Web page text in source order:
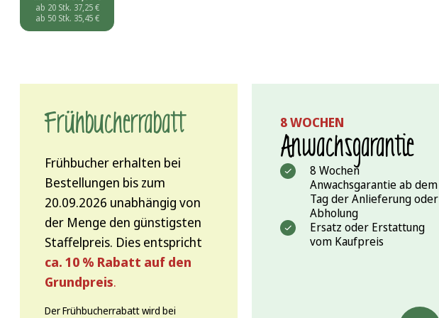
ab 20 Stk. 37,25€
ab 50 Stk. 35,45€
Frühbucher­rabatt
Frühbucher erhalten bei
Bestellungen bis zum
20.09.2026 unabhängig von
der Menge den günstigsten
Staffelpreis. Dies entspricht
ca. 10 % Rabatt auf den
Grundpreis.
Der Frühbucherrabatt wird bei
8 WOCHEN
Anwachs­garantie
8 Wochen
Anwachsgarantie ab dem
Tag der Anlieferung oder
Abholung
Ersatz oder Erstattung
vom Kaufpreis